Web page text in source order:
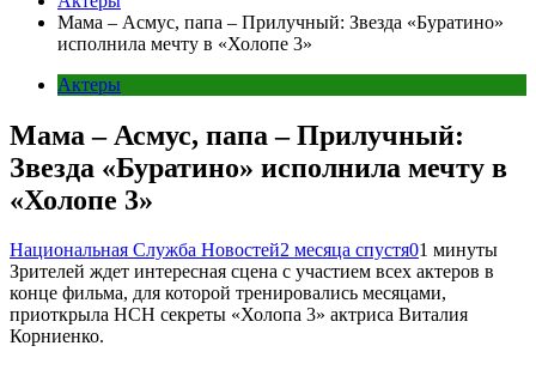
Мама – Асмус, папа – Прилучный: Звезда «Буратино»
исполнила мечту в «Холопе 3»
Актеры
Мама – Асмус, папа – Прилучный:
Звезда «Буратино» исполнила мечту в
«Холопе 3»
Национальная Служба Новостей2 месяца спустя01 минуты
Зрителей ждет интересная сцена с участием всех актеров в
конце фильма, для которой тренировались месяцами,
приоткрыла НСН секреты «Холопа 3» актриса Виталия
Корниенко.